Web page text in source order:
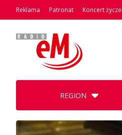
Reklama Patronat Koncert
REGION